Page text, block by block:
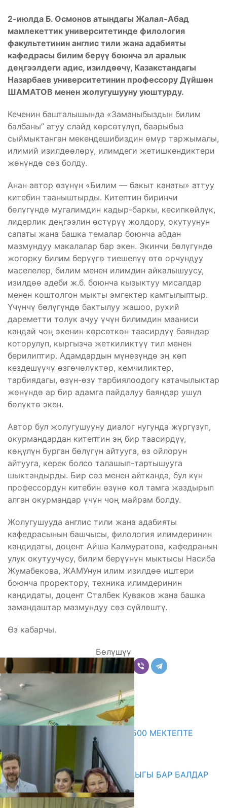
2-июлда Б. Осмонов атындагы Жалал-Абад
мамлекеттик университетинде филология
факультетинин англис тили жана адабияты
кафедрасы билим берүү боюнча эл аралык
деӊгээлдеги адис, изилдөөчү, Казакстандагы
Назарбаев университетинин профессору Дүйшөн
ШАМАТОВ менен жолугушууну уюштурду.
Кеченин башталышында «Заманыбыздын билим
балбаны” атуу слайд көрсөтүлүп, баарыбыз
сыймыктанган мекендешибиздин өмүр таржымалы,
илимий изилдөөлөрү, илимдеги жетишкендиктери
жөнүндө сөз болду.
Анан автор өзүнүн «Билим — бакыт канаты» аттуу
китебин тааныштырды. Китептин биринчи
бөлүгүндө мугалимдин кадыр-баркы, кесипкөйлүк,
лидерлик деӊгээлин өстүрүү жолдору, окутуунун
сапаты жана башка темалар боюнча абдан
мазмундуу макалалар бар экен. Экинчи бөлүгүндө
жогорку билим берүүгө тиешелүү өтө орчундуу
маселелер, билим менен илимдин айкалышуусу,
изилдөө адеби ж.б. боюнча кызыктуу мисалдар
менен коштолгон мыкты эмгектер камтылыптыр.
Үчүнчү бөлүгүндө бактылуу жашоо, рухий
дареметти толук ачуу үчүн билимдин мааниси
кандай чоӊ экенин көрсөткөн таасирдүү баяндар
которулуп, кыргызча жеткиликтүү тил менен
берилиптир. Адамдардын мүнөзүндө эӊ көп
кездешүүчү өзгөчөлүктөр, кемчиликтер,
тарбиядагы, өзүн-өзү тарбиялоодогу катачылыктар
жөнүндө ар бир адамга пайдалуу баяндар ушул
бөлүктө экен.
Автор бул жолугушууну диалог нугунда жүргүзүп,
окурмандардан китептин эң бир таасирдүү,
көңүлүн бурган бөлүгүн айтууга, өз ойлорун
айтууга, керек болсо талашып-тартышууга
шыктандырды. Бир сөз менен айтканда, бул күн
профессордун китебин өзүнө кол тамга жаздырып
алган окурмандар үчүн чоӊ майрам болду.
Жолугушууда англис тили жана адабияты
кафедрасынын башчысы, филология илимдеринин
кандидаты, доцент Айша Калмуратова, кафедранын
улук окутуучусу, билим берүүнүн мыктысы Насиба
Жумабекова, ЖАМУнун илим изилдөө иштери
боюнча проректору, техника илимдеринин
кандидаты, доцент Сталбек Куваков жана башка
замандаштар мазмундуу сөз сүйлөштү.
Өз кабарчы.
Бөлүшүү
Комментарийлер
Акыркы жаңылыктар
ПРЕЗИДЕНТТИН ЖАРЛЫГЫ: 500 МЕКТЕПТЕ
ШАХМАТ ИЙРИМИ АЧЫЛАТ
06.08.2026
СҮЛҮКТҮ: ӨЗГӨЧӨ МУКТАЖДЫГЫ БАР БАЛДАР
ҮЧҮН БОРБОР АЧЫЛДЫ
06.08.2026